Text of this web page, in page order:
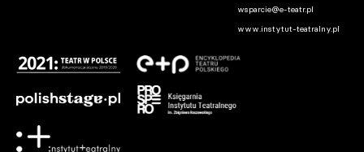
wsparcie@e-teatr.pl
www.instytut-teatralny.pl